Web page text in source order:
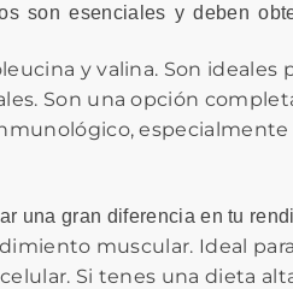
son esenciales y deben
y valina. Son
Son una opción
una gran diferencia en tu
muscular. Ideal
Si tenes una dieta